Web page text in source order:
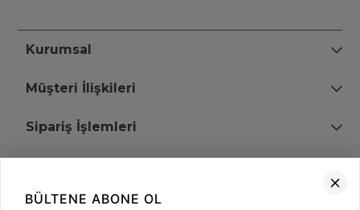
Kurumsal
Müşteri İlişkileri
Sipariş İşlemleri
+90 (850) 473 08 08
BÜLTENE ABONE OL